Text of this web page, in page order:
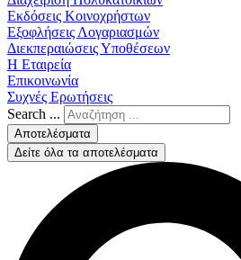
Εκδόσεις Κοινοχρήστων
Εξοφλήσεις Λογαριασμών
Διεκπεραιώσεις Υποθέσεων
Η Εταιρεία
Επικοινωνία
Συχνές Ερωτήσεις
Search ...
Αποτελέσματα
Δείτε όλα τα αποτελέσματα